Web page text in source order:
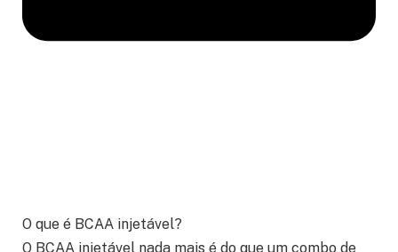
O que é BCAA injetável?
O BCAA injetável nada mais é do que um combo de